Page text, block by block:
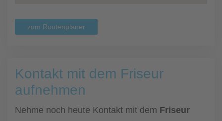
zum Routenplaner
Kontakt mit dem Friseur
aufnehmen
Nehme noch heute Kontakt mit dem Friseur